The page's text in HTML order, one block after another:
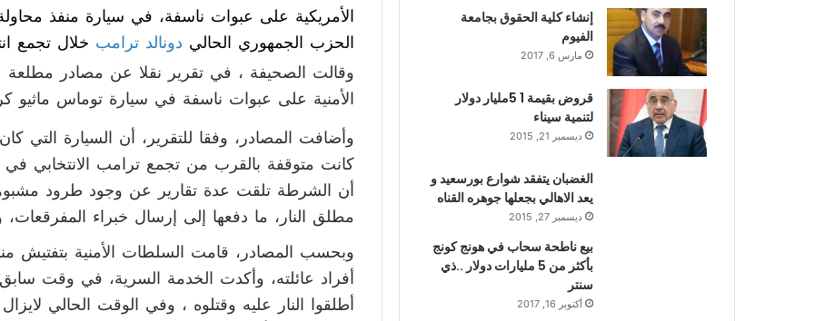
الأمريكية على عبوات ناسفة، في سيارة منفذ
الحزب الجمهوري الحالي دونالد ترامب خلال تجمع
وقالت الصحيفة ، في تقرير نقلا عن مصادر
الأمنية على عبوات ناسفة في سيارة توماس ماثيو
كانت متوقفة بالقرب من تجمع ترامب الانتخابي في
أن الشرطة تلقت عدة تقارير عن وجود طرود
مطلق النار، ما دفعها إلى إرسال خبراء المفرقعات،
وبحسب المصادر، قامت السلطات الأمنية بتفتيش
أفراد عائلته، وأكدت الخدمة السرية، في وقت
أطلقوا النار عليه وقتلوه ، وفي الوقت الحالي
إنشاء كلية الحقوق بجامعة
الفيوم
مارس 6, 2017
قروض بقيمة 1 5مليار دولار
لتنمية سيناء
ديسمبر 21, 2015
الغضبان يتفقد شوارع بورسعيد و
يعد الاهالي بجعلها جوهره القناه
ديسمبر 27, 2015
بيع ناطحة سحاب في هونج كونج
بأكثر من 5 مليارات دولار ..ذي
سنتر
أكتوبر 16, 2017